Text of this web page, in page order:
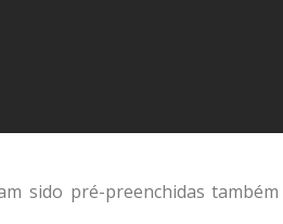
sido pré-preenchidas